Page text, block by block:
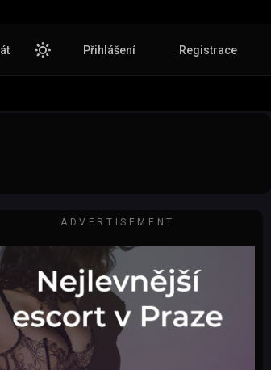
Přihlášení Registrace
ADVERTISEMENT